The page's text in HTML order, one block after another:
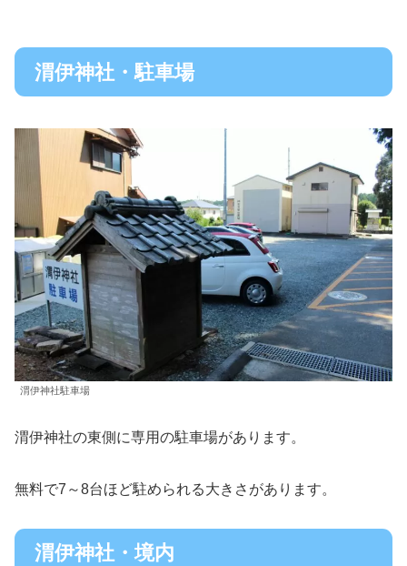
渭伊神社・駐車場
渭伊神社駐車場
渭伊神社の東側に専用の駐車場があります。
無料で7～8台ほど駐められる大きさがあります。
渭伊神社・境内